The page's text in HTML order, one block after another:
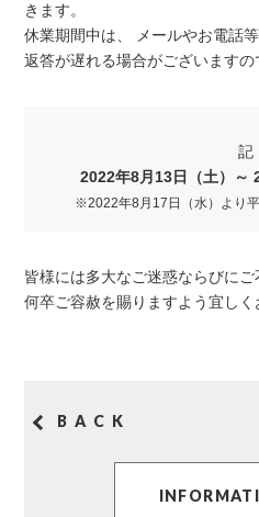
きます。
休業期間中は、 メールやお電話
返答が遅れる場合がございます
記
2022年8月13日（土）～
※2022年8月17日（水）より平
皆様には多大なご迷惑ならびにご
何卒ご容赦を賜りますよう宜しく
BACK